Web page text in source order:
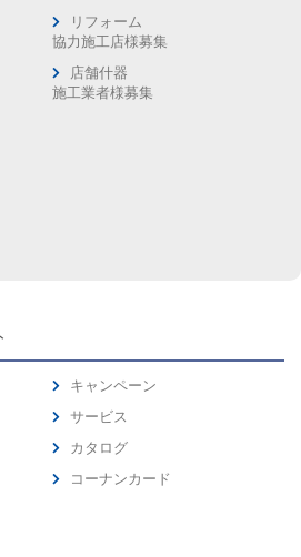
リフォーム
協力施工店様募集
店舗什器
施工業者様募集
キャンペーン
サービス
カタログ
コーナンカード